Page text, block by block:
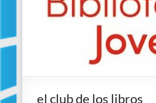
Jove
el club de los libros